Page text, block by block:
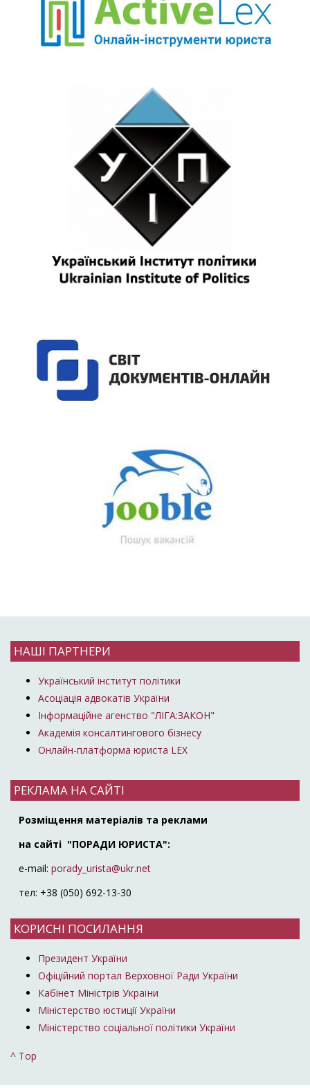
НАШІ ПАРТНЕРИ
Український інститут політики
Асоціація адвокатів України
Інформаційне агенство "ЛІГА:ЗАКОН"
Академія консалтингового бізнесу
Онлайн-платформа юриста LEX
РЕКЛАМА НА САЙТІ
Розміщення матеріалів та реклами
на сайті "ПОРАДИ ЮРИСТА":
e-mail: porady_urista@ukr.net
тел: +38 (050) 692-13-30
КОРИСНІ ПОСИЛАННЯ
Президент України
Офіційний портал Верховної Ради України
Кабінет Міністрів України
Міністерство юстиції України
Міністерство соціальної політики України
^ Top